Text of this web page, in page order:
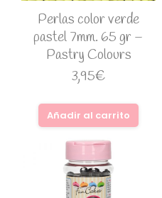
Perlas color verde
pastel 7mm. 65 gr –
Pastry Colours
3,95€
Añadir al carrito